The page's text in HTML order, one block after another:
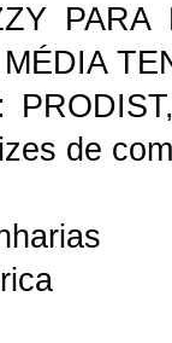
PARA
de